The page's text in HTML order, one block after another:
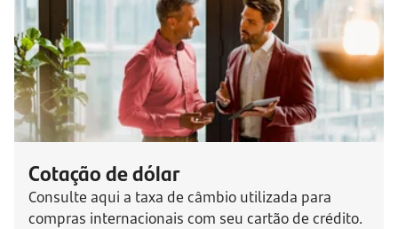
Cotação de dólar
Consulte aqui a taxa de câmbio utilizada para
compras internacionais com seu cartão de crédito.